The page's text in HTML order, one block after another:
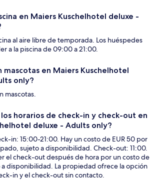
en Maiers Kuschelhotel deluxe -
al aire libre de temporada. Los huéspedes
a la piscina de 09:00 a 21:00.
mascotas en Maiers Kuschelhotel
only?
mascotas.
los horarios de check-in y check-out en
deluxe - Adults only?
in: 15:00-21:00. Hay un costo de EUR 50 por
sujeto a disponibilidad. Check-out: 11:00.
el check-out después de hora por un costo de
a disponibilidad. La propiedad ofrece la opción
in y el check-out sin contacto.